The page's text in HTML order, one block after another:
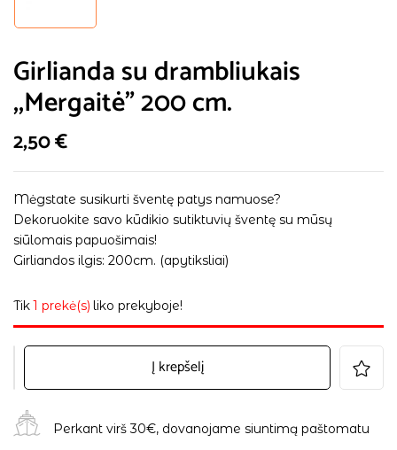
Girlianda su drambliukais
,,Mergaitė” 200 cm.
2,50€
Mėgstate susikurti šventę patys namuose?
Dekoruokite savo kūdikio sutiktuvių šventę su mūsų
siūlomais papuošimais!
Girliandos ilgis: 200cm. (apytiksliai)
Tik1 prekė(s) liko prekyboje!
Į krepšelį
Perkant virš 30€, dovanojame siuntimą paštomatu